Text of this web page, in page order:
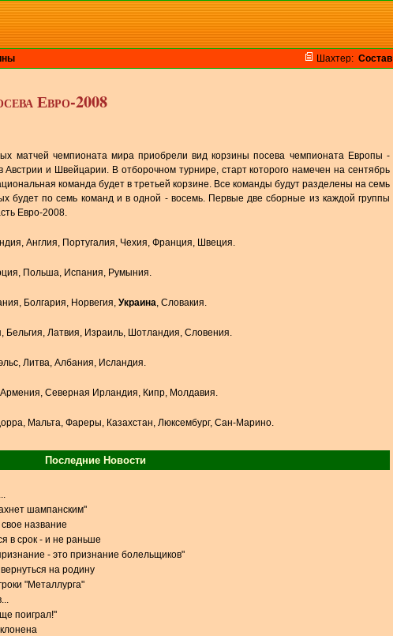
Шахтер: Cостав
Евро-2008
матчей чемпионата мира приобрели вид корзины посева чемпионата Европы -
Австрии и Швейцарии. В отборочном турнире, старт которого намечен на сентябрь
команда будет в третьей корзине. Все команды будут разделены на семь
будет по семь команд и в одной - восемь. Первые две сборные из каждой группы
Евро-2008.
Англия, Португалия, Чехия, Франция, Швеция.
Польша, Испания, Румыния.
Болгария, Норвегия, Украина, Словакия.
Бельгия, Латвия, Израиль, Шотландия, Словения.
Литва, Албания, Исландия.
Северная Ирландия, Кипр, Молдавия.
Мальта, Фареры, Казахстан, Люксембург, Сан-Марино.
Последние Новости
шампанским"
название
в срок - и не раньше
- это признание болельщиков"
на родину
"Металлурга"
поиграл!"